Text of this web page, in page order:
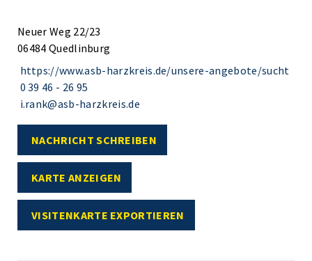
Neuer Weg 22/23
06484 Quedlinburg
https://www.asb-harzkreis.de/unsere-angebote/sucht
0 39 46 - 26 95
i.rank@asb-harzkreis.de
NACHRICHT SCHREIBEN
KARTE ANZEIGEN
VISITENKARTE EXPORTIEREN